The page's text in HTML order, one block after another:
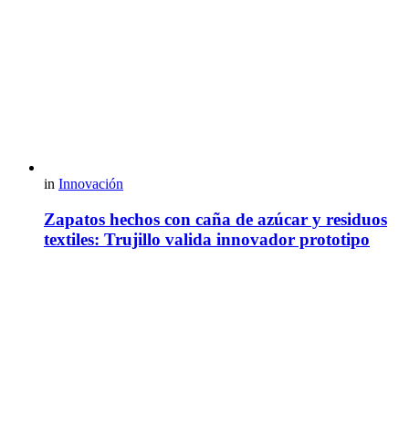
in Innovación
Zapatos hechos con caña de azúcar y residuos
textiles: Trujillo valida innovador prototipo